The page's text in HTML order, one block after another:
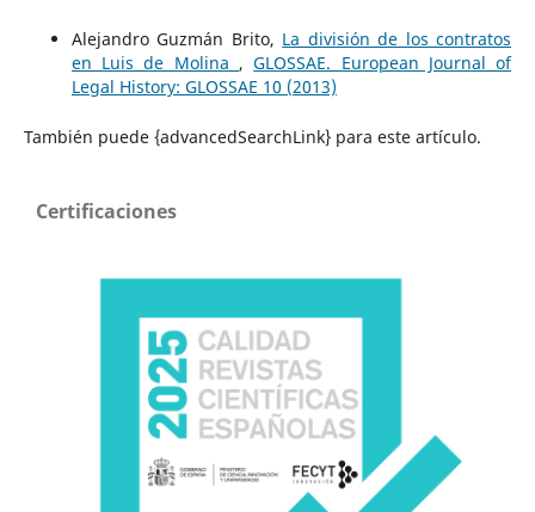
Alejandro Guzmán Brito, La división de los contratos
en Luis de Molina ,GLOSSAE. European Journal of
Legal History: GLOSSAE 10 (2013)
También puede {advancedSearchLink} para este artículo.
Certificaciones